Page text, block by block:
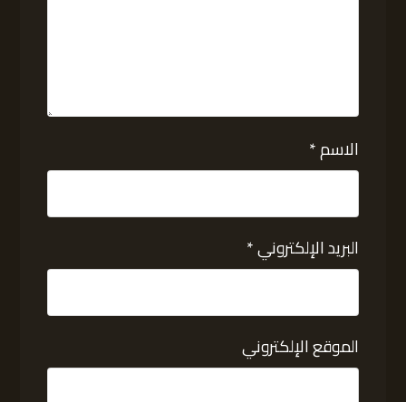
الاسم*
البريد الإلكتروني*
الموقع الإلكتروني